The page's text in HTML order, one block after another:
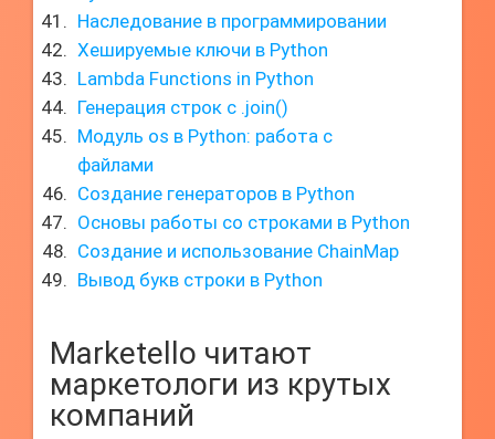
Наследование в программировании
Хешируемые ключи в Python
Lambda Functions in Python
Генерация строк с .join()
Модуль os в Python: работа с
файлами
Создание генераторов в Python
Основы работы со строками в Python
Создание и использование ChainMap
Вывод букв строки в Python
Marketello читают
маркетологи из крутых
компаний